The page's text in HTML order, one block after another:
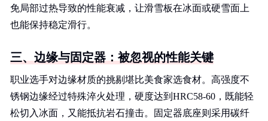
免局部过热导致的性能衰减，让滑雪板在冰面或硬雪面上
也能保持稳定滑行。
三、边缘与固定器：被忽视的性能关键
职业选手对边缘材质的挑剔堪比美食家选食材。高强度不
锈钢边缘经过特殊淬火处理，硬度达到HRC58-60，既能轻
松切入冰面，又能抵抗岩石撞击。固定器底座则采用碳纤